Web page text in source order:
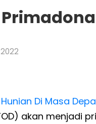
Di Masa
akan menjadi